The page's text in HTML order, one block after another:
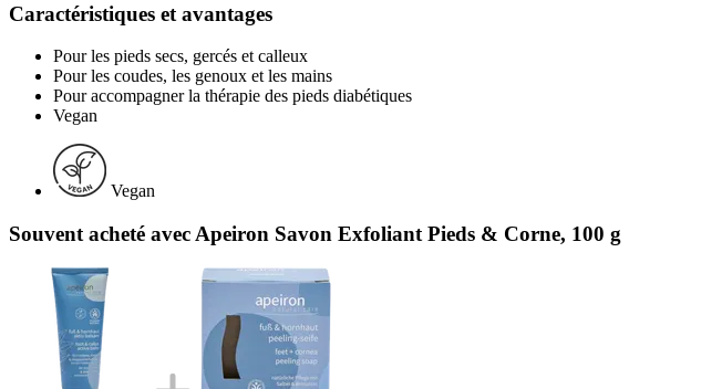
Caractéristiques et avantages
Pour les pieds secs, gercés et calleux
Pour les coudes, les genoux et les mains
Pour accompagner la thérapie des pieds diabétiques
Vegan
Vegan
Souvent acheté avec Apeiron Savon Exfoliant Pieds & Corne, 100 g